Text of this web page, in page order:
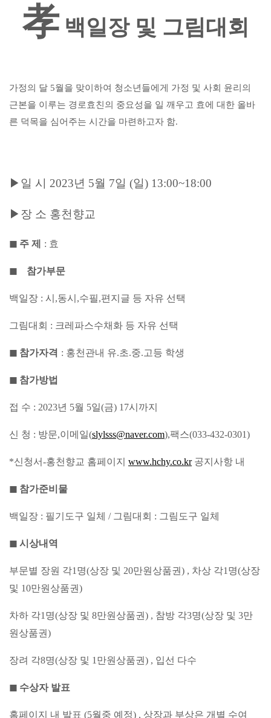
孝 백일장 및 그림대회
가정의 달 5월을 맞이하여 청소년들에게 가정 및 사회 윤리의
근본을 이루는 경로효친의 중요성을 일 깨우고 효에 대한 올바
른 덕목을 심어주는 시간을 마련하고자 함.
▶ 일 시 2023년 5월 7일 (일) 13:00~18:00
▶ 장 소 홍천향교
◼ 주 제 : 효
◼ 참가부문
백일장 : 시 ,동시 ,수필,편지글 등 자유 선택
그림대회 : 크레파스수채화 등 자유 선택
◼ 참가자격 : 홍천관내 유.초.중.고등 학생
◼ 참가방법
접 수 : 2023년 5월 5일(금) 17시까지
신 청 : 방문,이메일(slylsss@naver.com),팩스(033-432-0301)
*신청서-홍천향교 홈페이지 www.hchy.co.kr 공지사항 내
◼ 참가준비물
백일장 : 필기도구 일체 / 그림대회 : 그림도구 일체
◼ 시상내역
부문별 장원 각1 명(상장 및 20만원상품권) , 차상 각1 명(상장
및 10만원상품권)
차하 각1 명(상장 및 8만원상품권) , 참방 각3명(상장 및 3만
원상품권)
장려 각8명(상장 및 1 만원상품권) , 입선 다수
◼ 수상자 발표
홈페이지 내 발표 (5월중 예정) , 상장과 부상은 개별 수여